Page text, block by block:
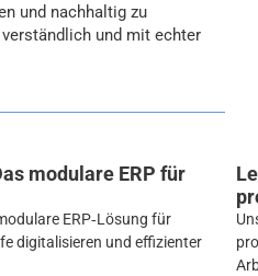
und nachhaltig zu
und mit echter
modulare ERP für
ERP‑Lösung für
digitalisieren und effizienter